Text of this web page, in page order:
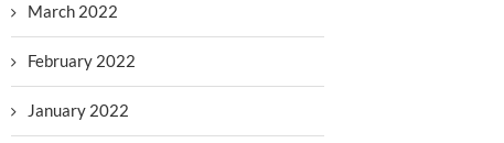
March 2022
February 2022
January 2022